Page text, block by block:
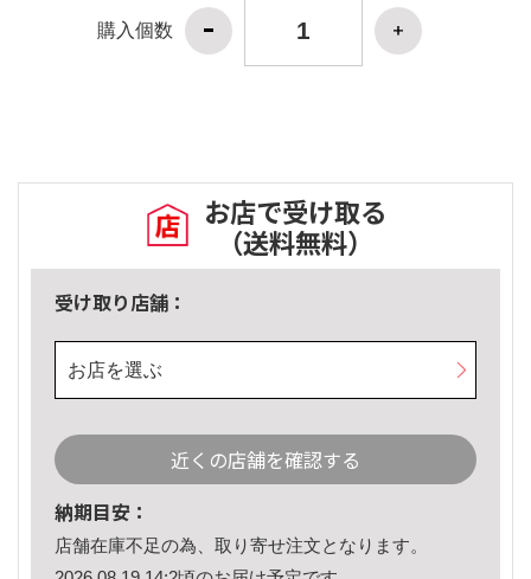
購入個数
お店で受け取る
（送料無料）
受け取り店舗：
お店を選ぶ
近くの店舗を確認する
納期目安：
店舗在庫不足の為、取り寄せ注文となります。